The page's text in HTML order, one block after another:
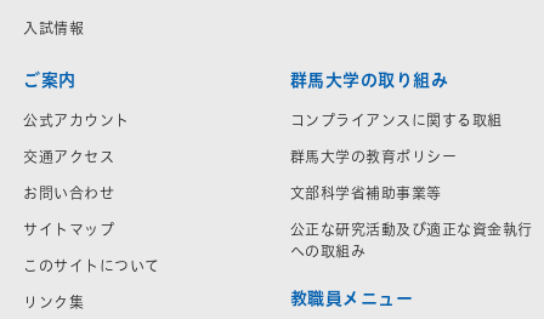
入試情報
ご案内
公式アカウント
交通アクセス
お問い合わせ
サイトマップ
このサイトについて
リンク集
群馬大学の取り組み
コンプライアンスに関する取組
群馬大学の教育ポリシー
文部科学省補助事業等
公正な研究活動及び適正な資金執行
への取組み
教職員メニュー